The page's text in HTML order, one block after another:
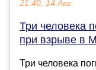
21:40, 14 Авг
Три человека
при взрыве в
Три человека